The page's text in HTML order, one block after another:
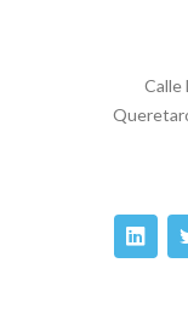
Calle